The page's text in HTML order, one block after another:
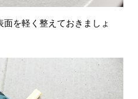
を軽く整えておきましょ